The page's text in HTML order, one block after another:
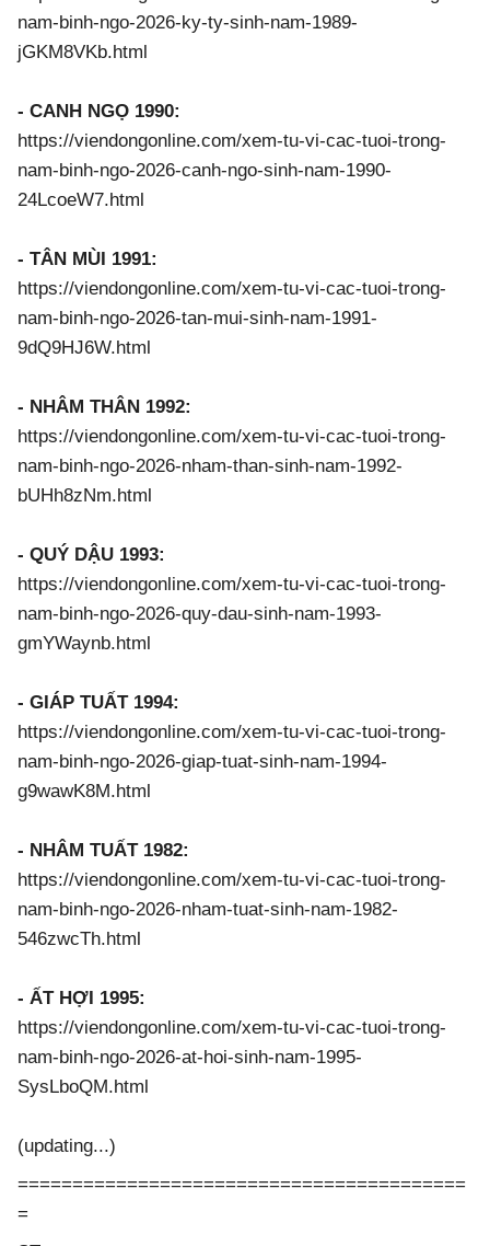
nam-binh-ngo-2026-ky-ty-sinh-nam-1989-
jGKM8VKb.html
- CANH NGỌ 1990:
https://viendongonline.com/xem-tu-vi-cac-tuoi-trong-
nam-binh-ngo-2026-canh-ngo-sinh-nam-1990-
24LcoeW7.html
- TÂN MÙI 1991:
https://viendongonline.com/xem-tu-vi-cac-tuoi-trong-
nam-binh-ngo-2026-tan-mui-sinh-nam-1991-
9dQ9HJ6W.html
- NHÂM THÂN 1992:
https://viendongonline.com/xem-tu-vi-cac-tuoi-trong-
nam-binh-ngo-2026-nham-than-sinh-nam-1992-
bUHh8zNm.html
- QUÝ DẬU 1993:
https://viendongonline.com/xem-tu-vi-cac-tuoi-trong-
nam-binh-ngo-2026-quy-dau-sinh-nam-1993-
gmYWaynb.html
- GIÁP TUẤT 1994:
https://viendongonline.com/xem-tu-vi-cac-tuoi-trong-
nam-binh-ngo-2026-giap-tuat-sinh-nam-1994-
g9wawK8M.html
- NHÂM TUẤT 1982:
https://viendongonline.com/xem-tu-vi-cac-tuoi-trong-
nam-binh-ngo-2026-nham-tuat-sinh-nam-1982-
546zwcTh.html
- ẤT HỢI 1995:
https://viendongonline.com/xem-tu-vi-cac-tuoi-trong-
nam-binh-ngo-2026-at-hoi-sinh-nam-1995-
SysLboQM.html
(updating...)
=========================================
=